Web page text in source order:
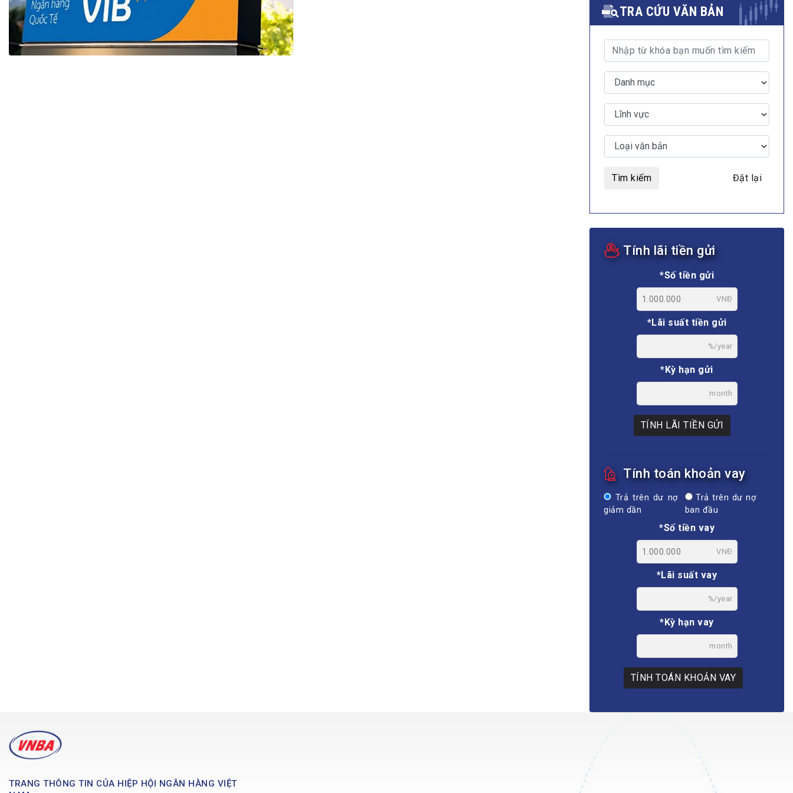
Bộ Chuẩn mực Đạo đức nghề nghiệp
Đối tác
Đấu giá tài sản
Thanh toán –Thẻ
Nhà quản trị
MULTIMEDIA
Video
E-magazines
TRA CỨU VĂN BẢN
Tìm kiếm Đặt lại
Tính lãi tiền gửi
*Số tiền gửi
VNĐ
*Lãi suất tiền gửi
%/year
*Kỳ hạn gửi
month
TÍNH LÃI TIỀN GỬI
Tính toán khoản vay
Trả trên dư nợ
giảm dần
Trả trên dư nợ
ban đầu
*Số tiền vay
VNĐ
*Lãi suất vay
%/year
*Kỳ hạn vay
month
TÍNH TOÁN KHOẢN VAY
TRANG THÔNG TIN CỦA HIỆP HỘI NGÂN HÀNG VIỆT